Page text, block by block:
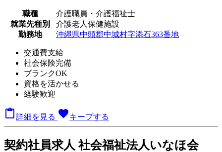
職種
介護職員・介護福祉士
就業先種別
介護老人保健施設
勤務地
沖縄県中頭郡中城村字添石363番地
交通費支給
社会保険完備
ブランクOK
資格を活かせる
経験歓迎
詳細を見る favoriteキープする
契約社員求人 社会福祉法人いなほ会